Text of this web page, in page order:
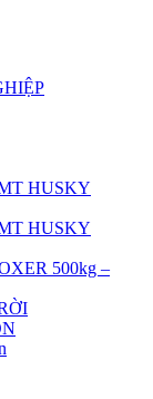
HUSKY
HUSKY
500kg –